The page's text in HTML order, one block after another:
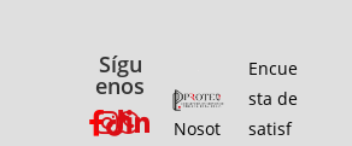
Sígu
enos
Nosot
Encue
sta de
satisf